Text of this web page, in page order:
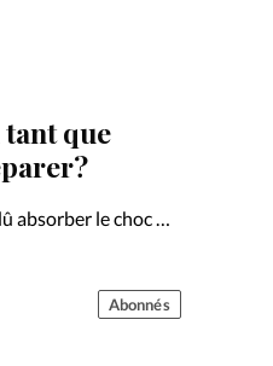
Emploi
que
absorber le choc du
plus que ça de
Abonnés